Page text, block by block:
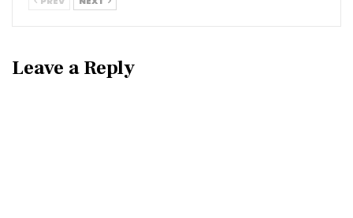
Leave a Reply